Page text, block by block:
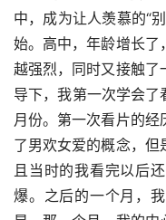
中，成为让人羡慕的“
始。高中，年龄增长了
越强烈，同时又接触了
导下，我第一次学会
月份。第一次看片的经
了男欢女爱的概念，
且当时的我看完以后
爆。之后的一个月，